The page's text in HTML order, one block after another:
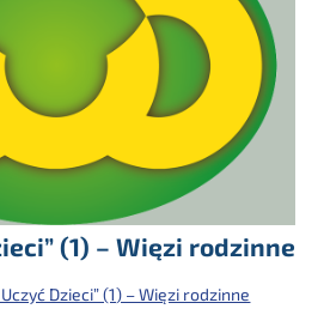
(1) – Więzi rodzinne
Uczyć Dzieci” (1) – Więzi rodzinne